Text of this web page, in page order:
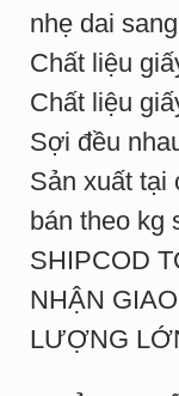
nhẹ dai
Chất liệu
Chất liệu
Sợi đều
Sản xuất tại
bán theo kg
SHIPCOD
NHẬN
LƯỢNG